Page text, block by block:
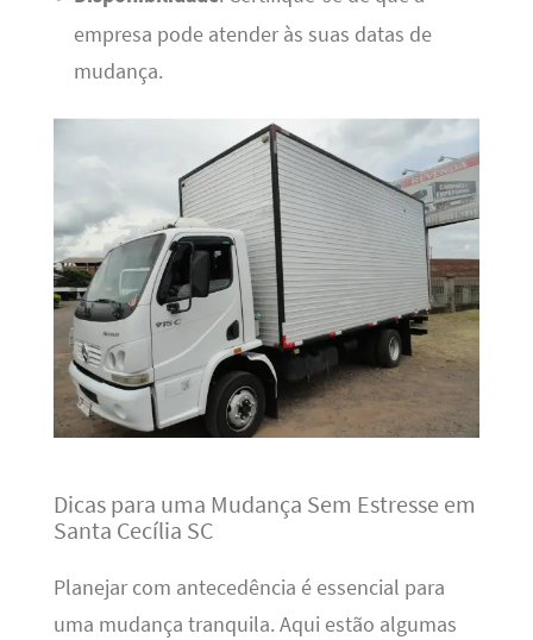
empresa pode atender às suas datas de
mudança.
Dicas para uma Mudança Sem Estresse em
Santa Cecília SC
Planejar com antecedência é essencial para
uma mudança tranquila. Aqui estão algumas